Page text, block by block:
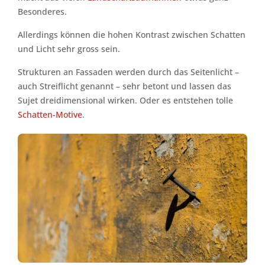
Besonderes.
Allerdings können die hohen Kontrast zwischen Schatten
und Licht sehr gross sein.
Strukturen an Fassaden werden durch das Seitenlicht –
auch Streiflicht genannt – sehr betont und lassen das
Sujet dreidimensional wirken. Oder es entstehen tolle
Schatten-Motive.